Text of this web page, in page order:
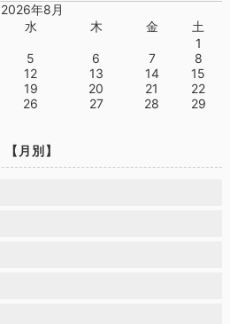
2026年8月
水 木 金
土
1
5 6 7
8
12 13 14
15
19 20 21
22
26 27 28
29
【月別】